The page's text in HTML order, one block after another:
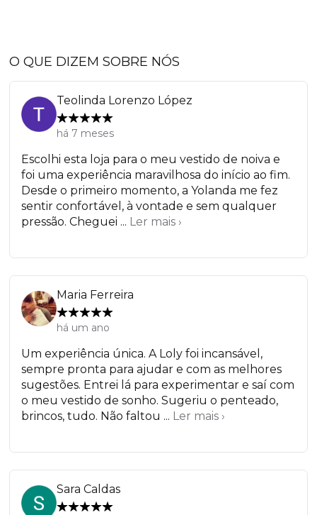
O QUE DIZEM SOBRE NÓS
Teolinda Lorenzo López
há 7 meses
Escolhi esta loja para o meu vestido de noiva e
foi uma experiência maravilhosa do início ao fim.
Desde o primeiro momento, a Yolanda me fez
sentir confortável, à vontade e sem qualquer
pressão. Cheguei ... Ler mais ›
Maria Ferreira
há um ano
Um experiência única. A Loly foi incansável,
sempre pronta para ajudar e com as melhores
sugestões. Entrei lá para experimentar e saí com
o meu vestido de sonho. Sugeriu o penteado,
brincos, tudo. Não faltou ... Ler mais ›
Sara Caldas